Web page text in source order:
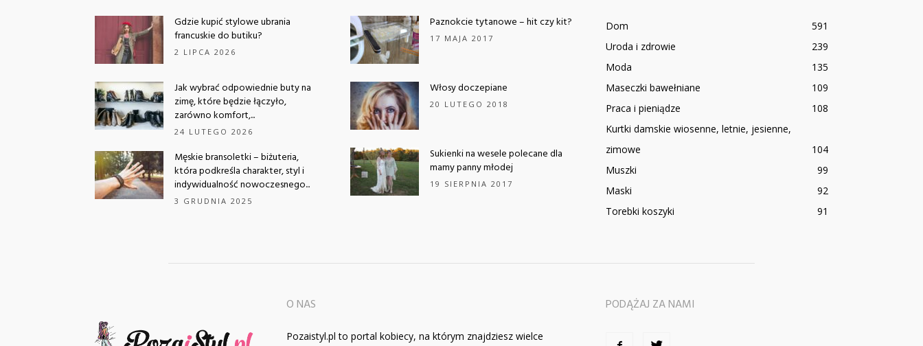
Gdzie kupić stylowe ubrania
francuskie do butiku?
2 LIPCA 2026
Jak wybrać odpowiednie buty na
zimę, które będzie łączyło,
zarówno komfort,...
24 LUTEGO 2026
Męskie bransoletki – biżuteria,
która podkreśla charakter, styl i
indywidualność nowoczesnego...
3 GRUDNIA 2025
Paznokcie tytanowe – hit czy kit?
17 MAJA 2017
Włosy doczepiane
20 LUTEGO 2018
Sukienki na wesele polecane dla
mamy panny młodej
19 SIERPNIA 2017
Dom
591
Uroda i zdrowie
239
Moda
135
Maseczki bawełniane
109
Praca i pieniądze
108
Kurtki damskie wiosenne, letnie, jesienne,
zimowe
104
Muszki
99
Maski
92
Torebki koszyki
91
O NAS
Pozaistyl.pl to portal kobiecy, na którym znajdziesz wielce
PODĄŻAJ ZA NAMI